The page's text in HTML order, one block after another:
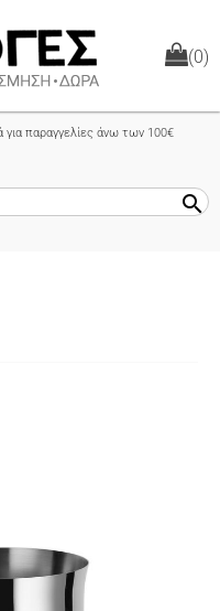
(0)
παραγγελίες άνω των 100€
search